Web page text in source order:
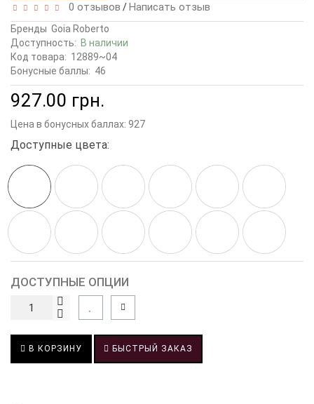
0 отзывов /Написать отзыв
Бренды Goia Roberto
Доступность: В наличии
Код товара: 12889~04
Бонусные баллы: 46
927.00 грн.
Цена в бонусных баллах: 927
Доступные цвета:
ДОСТУПНЫЕ ОПЦИИ
В КОРЗИНУ БЫСТРЫЙ ЗАКАЗ